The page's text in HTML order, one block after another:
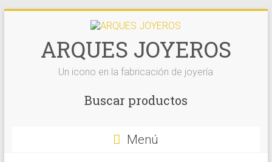
ARQUES JOYEROS
Un icono en la fabricación de joyería
Buscar productos
Menú